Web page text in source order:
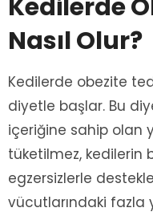
Kedilerde
Nasıl Olur?
Kedilerde obezite
diyetle başlar. Bu
içeriğine sahip olan
tüketilmez, kedilerin
egzersizlerle
vücutlarındaki fazla